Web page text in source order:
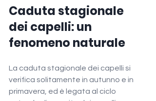
Caduta stagionale
dei capelli: un
fenomeno naturale
La caduta stagionale dei capelli si
verifica solitamente in autunno e in
primavera, ed è legata al ciclo